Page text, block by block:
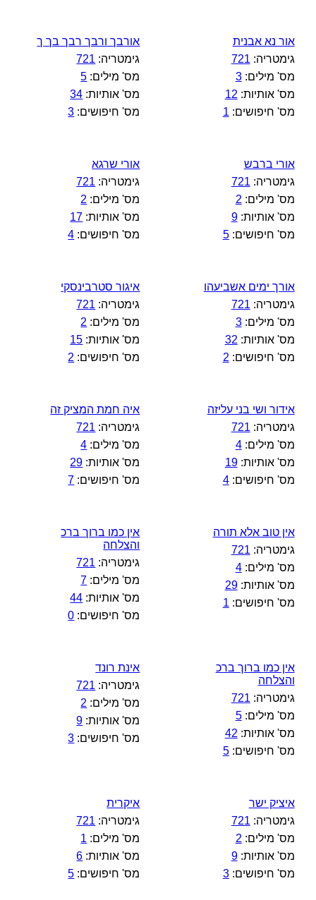
אור נא אבנית
גימטריה: 721
מס' מילים:3
מס' אותיות: 12
מס' חיפושים: 1
אורבך ורבך רבך בך ך
גימטריה: 721
מס' מילים: 5
מס' אותיות: 34
מס' חיפושים: 3
אורי ברבש
גימטריה: 721
מס' מילים: 2
מס' אותיות:9
מס' חיפושים:5
אורי שרגא
גימטריה: 721
מס' מילים: 2
מס' אותיות: 17
מס' חיפושים: 4
אורך ימים אשביעהו
גימטריה: 721
מס' מילים:3
מס' אותיות: 32
מס' חיפושים: 2
איגור סטרבינסקי
גימטריה: 721
מס' מילים: 2
מס' אותיות: 15
מס' חיפושים: 2
אידור ושי בני עליזה
גימטריה: 721
מס' מילים:4
מס' אותיות:19
מס' חיפושים:4
איה חמת המציק זה
גימטריה: 721
מס' מילים: 4
מס' אותיות: 29
מס' חיפושים: 7
אין טוב אלא תורה
גימטריה: 721
מס' מילים:4
מס' אותיות:29
מס' חיפושים: 1
אין כמו ברוך ברכ
והצלחה
גימטריה: 721
מס' מילים: 7
מס' אותיות: 44
מס' חיפושים: 0
אין כמו ברוך ברכ
והצלחה
גימטריה: 721
מס' מילים:5
מס' אותיות: 42
מס' חיפושים:5
אינת רונד
גימטריה: 721
מס' מילים: 2
מס' אותיות: 9
מס' חיפושים: 3
איציק ישר
גימטריה: 721
מס' מילים: 2
מס' אותיות:9
מס' חיפושים:3
איקרית
גימטריה: 721
מס' מילים: 1
מס' אותיות: 6
מס' חיפושים: 5